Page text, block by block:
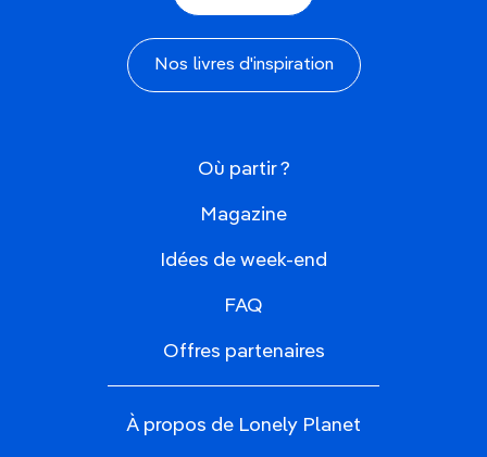
Nos livres d'inspiration
Où partir ?
Magazine
Idées de week-end
FAQ
Offres partenaires
À propos de Lonely Planet